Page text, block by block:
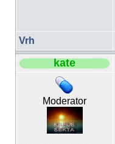
Vrh
kate
Moderator